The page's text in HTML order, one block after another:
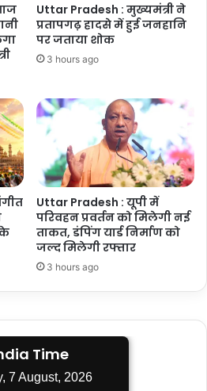
Uttar Pradesh : मुख्यमंत्री ने
प्रतापगढ़ हादसे में हुई जनहानि
पर जताया शोक
3 hours ago
के
Uttar Pradesh : यूपी में
परिवहन प्रवर्तन को मिलेगी नई
ताकत, डंपिंग यार्ड निर्माण को
जल्द मिलेगी रफ्तार
3 hours ago
Time
7 August, 2026